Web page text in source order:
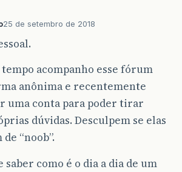
25 de setembro de 2018
acompanho esse fórum
anônima e recentemente
uma conta para poder tirar
dúvidas. Desculpem se elas
“noob”.
saber como é o dia a dia de um